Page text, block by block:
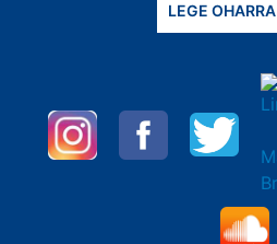
LEGE OHARRA